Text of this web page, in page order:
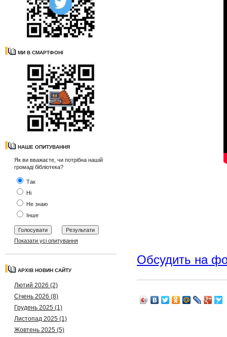
МИ В СМАРТФОНІ
НАШЕ ОПИТУВАННЯ
Як ви вважаєте, чи потрібна нашій
громаді бібліотека?
Так
Ні
Не знаю
Інше
Показати усі опитування
АРХІВ НОВИН САЙТУ
Лютий 2026 (2)
Січень 2026 (8)
Грудень 2025 (1)
Листопад 2025 (1)
Жовтень 2025 (5)
Обсудить на